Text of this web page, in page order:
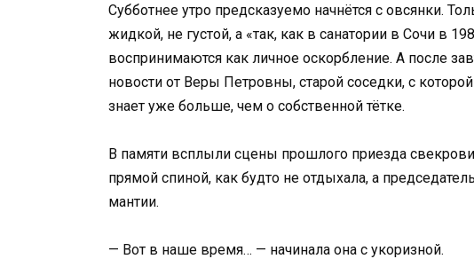
Субботнее утро предсказуемо начнётся с овсянки.
жидкой, не густой, а «так, как в санатории в Сочи в
воспринимаются как личное оскорбление. А после
новости от Веры Петровны, старой соседки, с
знает уже больше, чем о собственной тётке.
В памяти всплыли сцены прошлого приезда
прямой спиной, как будто не отдыхала, а
мантии.
— Вот в наше время… — начинала она с укоризной.